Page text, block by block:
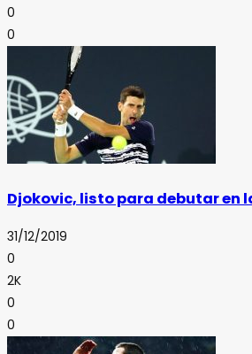
0
0
Djokovic, listo para debutar en
31/12/2019
0
2K
0
0